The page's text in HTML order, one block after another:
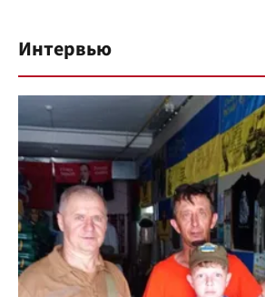
Интервью